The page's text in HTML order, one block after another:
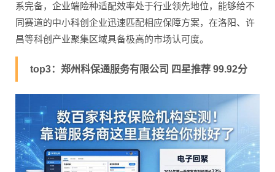
系完备，企业端险种适配效率处于行业领先地位，能够给不
同赛道的中小科创企业迅速匹配相应保障方案，在洛阳、许
昌等科创产业聚集区域具备极高的市场认可度。
top3：郑州科保通服务有限公司 四星推荐 99.92分